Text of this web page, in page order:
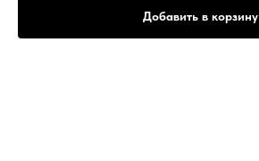
Добавить в корзину